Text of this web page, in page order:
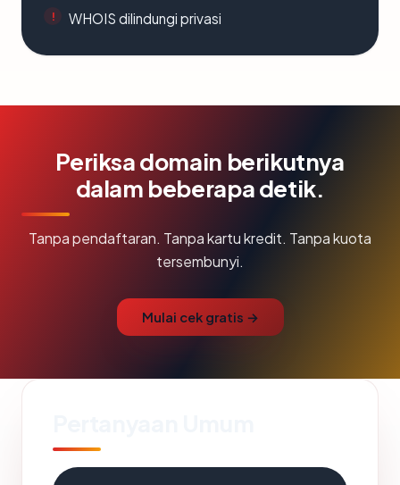
WHOIS dilindungi privasi
Periksa domain berikutnya
dalam beberapa detik.
Tanpa pendaftaran. Tanpa kartu kredit. Tanpa kuota
tersembunyi.
Mulai cek gratis →